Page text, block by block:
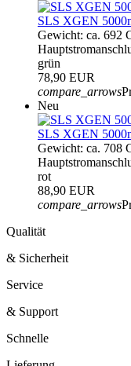
SLS XGEN
Gewicht: ca. 692
grün
78,90 EUR
compare_arrows
Neu
SLS XGEN
Gewicht: ca. 708
rot
88,90 EUR
compare_arrows
Qualität
& Sicherheit
Service
& Support
Schnelle